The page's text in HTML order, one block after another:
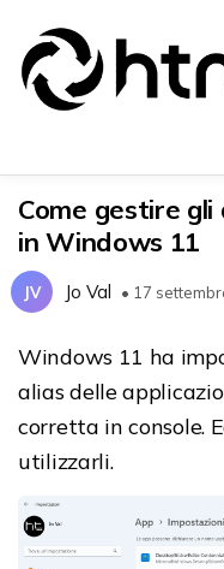
Come gestire gli
in Windows 11
JV Jo Val • 17
Windows 11 ha
alias delle
corretta in console.
utilizzarli.